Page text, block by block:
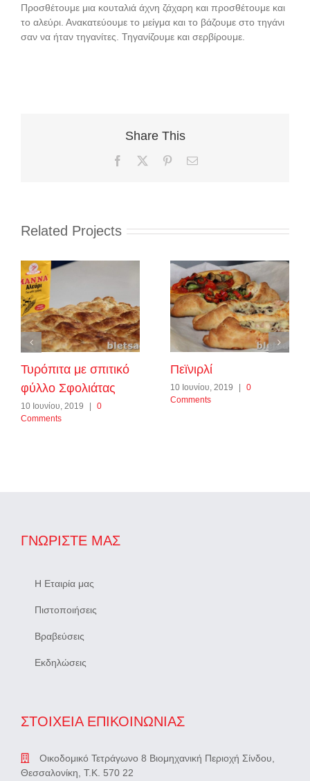
Προσθέτουμε μια κουταλιά άχνη ζάχαρη και προσθέτουμε και
το αλεύρι. Ανακατεύουμε το μείγμα και το βάζουμε στο τηγάνι
σαν να ήταν τηγανίτες. Τηγανίζουμε και σερβίρουμε.
Share This
Facebook PinterestEmail
Related Projects
Τυρόπιτα με σπιτικό
φύλλο Σφολιάτας
10 Ιουνίου, 2019 |
0
Comments
Πεϊνιρλί
10 Ιουνίου, 2019 |
0
Comments
ΓΝΩΡΊΣΤΕ ΜΑΣ
Η Εταιρία μας
Πιστοποιήσεις
Βραβεύσεις
Εκδηλώσεις
ΣΤΟΙΧΕΙΑ ΕΠΙΚΟΙΝΩΝΙΑΣ
Οικοδομικό Τετράγωνο 8 Βιομηχανική Περιοχή Σίνδου,
Θεσσαλονίκη, Τ.Κ. 570 22